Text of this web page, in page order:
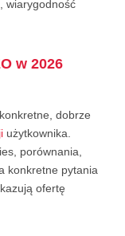
wiarygodność
w 2026
dobrze
użytkownika.
porównania,
konkretne pytania
ofertę